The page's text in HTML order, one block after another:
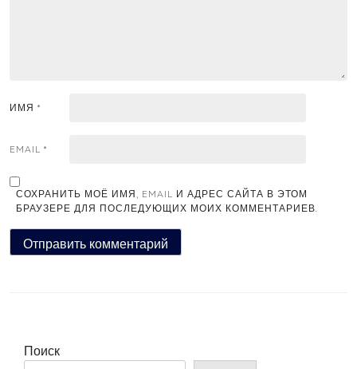
ИМЯ *
EMAIL *
СОХРАНИТЬ МОЁ ИМЯ, EMAIL И АДРЕС САЙТА В ЭТОМ
БРАУЗЕРЕ ДЛЯ ПОСЛЕДУЮЩИХ МОИХ КОММЕНТАРИЕВ.
Поиск